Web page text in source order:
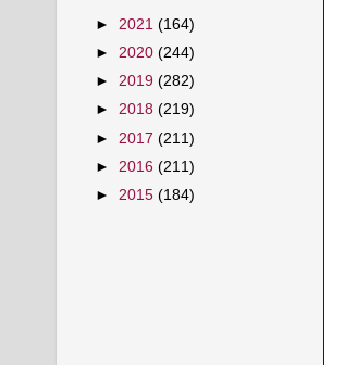
► 2021 (164)
► 2020 (244)
► 2019 (282)
► 2018 (219)
► 2017 (211)
► 2016 (211)
► 2015 (184)